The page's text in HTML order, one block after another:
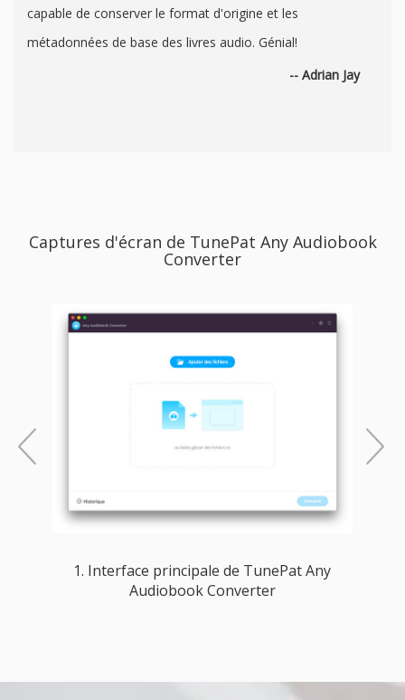
capable de conserver le format d'origine et les
métadonnées de base des livres audio. Génial!
-- Adrian Jay
Captures d'écran de TunePat Any Audiobook
Converter
1. Interface principale de TunePat Any
Audiobook Converter
Précédent